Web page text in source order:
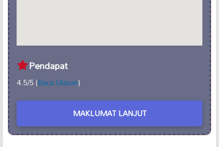
Pendapat
4.5/5 (Baca Ulasan)
MAKLUMAT LANJUT